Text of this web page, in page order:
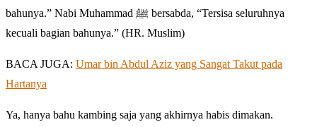
bahunya.” Nabi Muhammad ﷺ bersabda, “Tersisa seluruhnya
kecuali bagian bahunya.” (HR. Muslim)
BACA JUGA: Umar bin Abdul Aziz yang Sangat Takut pada
Hartanya
Ya, hanya bahu kambing saja yang akhirnya habis dimakan.